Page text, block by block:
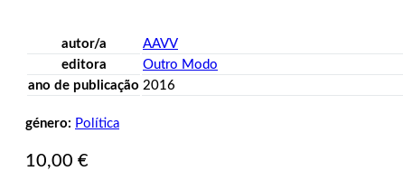
autor/a
AAVV
editora
Outro Modo
ano de publicação 2016
género: Política
10,00 €